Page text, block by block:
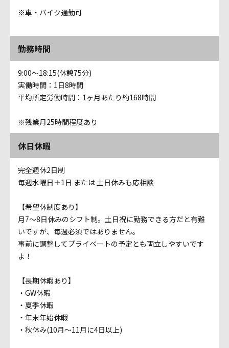
※車・バイク通勤可
勤務時間
9:00～18:15(休憩75分)
実働時間：1日8時間
平均所定労働時間：1ヶ月あたり約168時間
※残業月25時間程度あり
休日休暇
完全週休2日制
毎週水曜日＋1日 または 土日休みも応相談
【希望休制度あり】
月7〜8日休みのシフト制。土日祝に勤務できる方だと有難
いですが、毎週必須ではありません。
事前に調整してプライベートの予定とも両立しやすいです
よ！
【長期休暇あり】
・GW休暇
・夏季休暇
・年末年始休暇
・秋休み(10月～11月に4日以上)